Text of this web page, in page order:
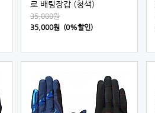
로 배팅장갑 (청색)
35,000원
35,000원 (0%할인)